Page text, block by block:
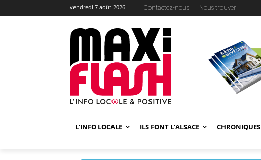
vendredi 7 août 2026 Contactez-nous Nous trouver
L’INFO LOCALE ILS FONT L’ALSACE CHRONIQUES